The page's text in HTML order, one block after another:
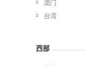
澳门
台湾
西部